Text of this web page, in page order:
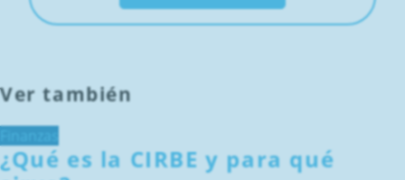
Ver también
¿Qué es la CIRBE y para qué